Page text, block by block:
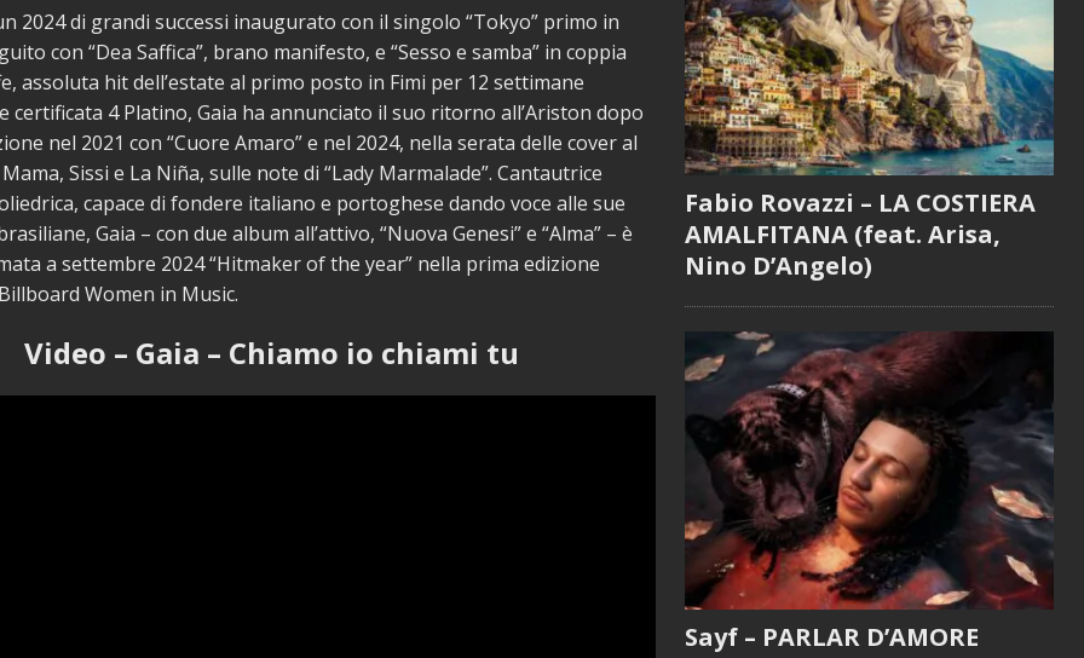
2024 di grandi successi inaugurato con il singolo “Tokyo” primo in
con “Dea Saffica”, brano manifesto, e “Sesso e samba” in coppia
assoluta hit dell’estate al primo posto in Fimi per 12 settimane
certificata 4 Platino, Gaia ha annunciato il suo ritorno all’Ariston dopo
nel 2021 con “Cuore Amaro” e nel 2024, nella serata delle cover al
Sissi e La Niña, sulle note di “Lady Marmalade”. Cantautrice
capace di fondere italiano e portoghese dando voce alle sue
Gaia – con due album all’attivo, “Nuova Genesi” e “Alma” – è
a settembre 2024 “Hitmaker of the year” nella prima edizione
Women in Music.
Video – Gaia – Chiamo io chiami tu
Fabio Rovazzi – LA COSTIERA
AMALFITANA (feat. Arisa,
Nino D’Angelo)
Sayf – PARLAR D’AMORE